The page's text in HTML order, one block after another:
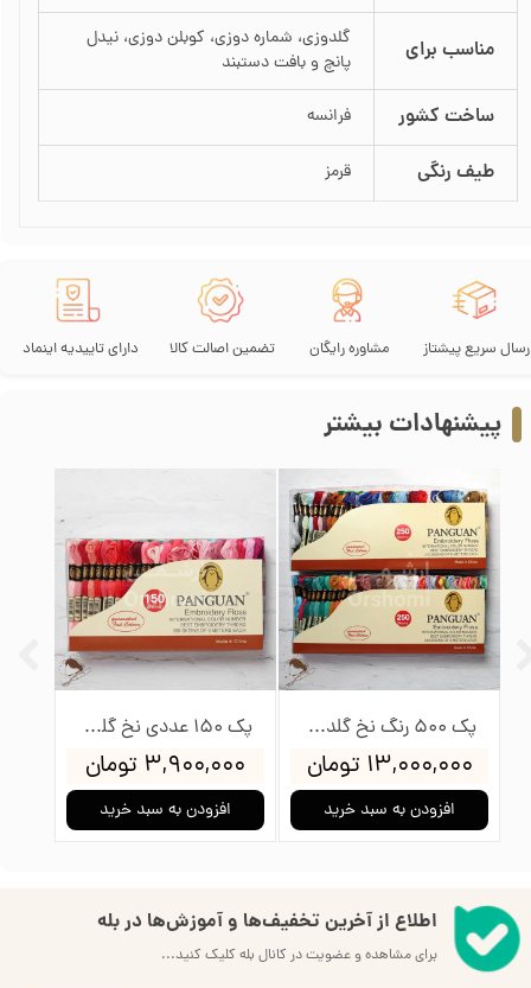
مناسب برای
گلدوزی، شماره دوزی، کوبلن دوزی، نیدل
پانچ و بافت دستبند
ساخت کشور فرانسه
طیف رنگی قرمز
تضمین اصالت کالا مشاوره رایگان سریع پیشتاز دارای تاییدیه اینماد
پک 150 عددی نخ گلدوزی پنگوئن
۳,۹۰۰,۰۰۰ تومان
افزودن به سبد خرید
پک 500 رنگ نخ گلدوزی پنگوئن
۱۳,۰۰۰,۰۰۰ تومان
افزودن به سبد خرید
پیشنهادات بیشتر
اطلاع از آخرین تخفیف‌ها و آموزش‌ها در بله
برای مشاهده و عضویت در کانال بله کلیک کنید...